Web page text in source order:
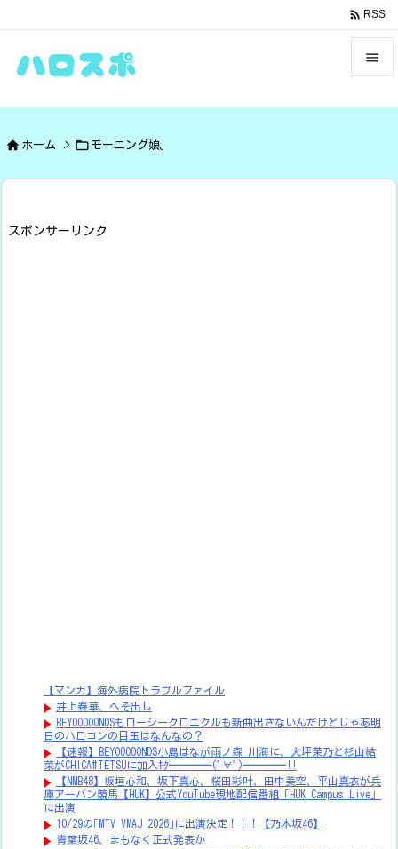


 RSS
 ホーム >  モーニング娘。
スポンサーリンク
【マンガ】海外病院トラブルファイル
井上春華、へそ出し
BEYOOOOONDSもロージークロニクルも新曲出さないんだけどじゃあ明
日のハロコンの目玉はなんなの？
【速報】BEYOOOOONDS小島はなが雨ノ森 川海に、大坪茉乃と杉山結
菜がCHICA#TETSUに加入ｷﾀ━━━━(ﾟ∀ﾟ)━━━━!!
【NMB48】板垣心和、坂下真心、桜田彩叶、田中美空、平山真衣が兵
庫アーバン競馬【HUK】公式YouTube現地配信番組「HUK Campus Live」
に出演
10/29の｢MTV VMAJ 2026｣に出演決定！！！【乃木坂46】
青葉坂46、まもなく正式発表か